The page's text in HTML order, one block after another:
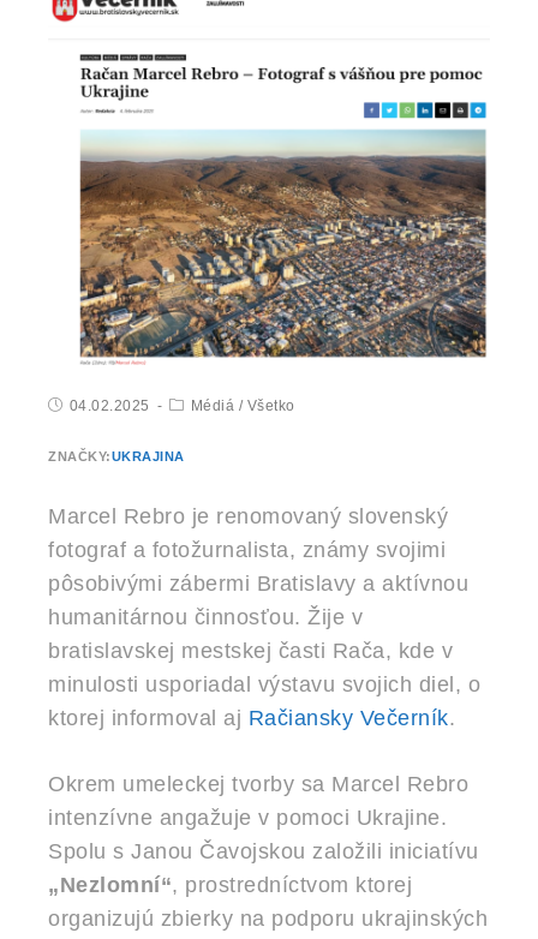
04.02.2025 Médiá / Všetko
ZNAČKY:UKRAJINA
Marcel Rebro je renomovaný slovenský
fotograf a fotožurnalista, známy svojimi
pôsobivými zábermi Bratislavy a aktívnou
humanitárnou činnosťou. Žije v
bratislavskej mestskej časti Rača, kde v
minulosti usporiadal výstavu svojich diel, o
ktorej informoval aj Račiansky Večerník.
Okrem umeleckej tvorby sa Marcel Rebro
intenzívne angažuje v pomoci Ukrajine.
Spolu s Janou Čavojskou založili iniciatívu
„Nezlomní“, prostredníctvom ktorej
organizujú zbierky na podporu ukrajinských